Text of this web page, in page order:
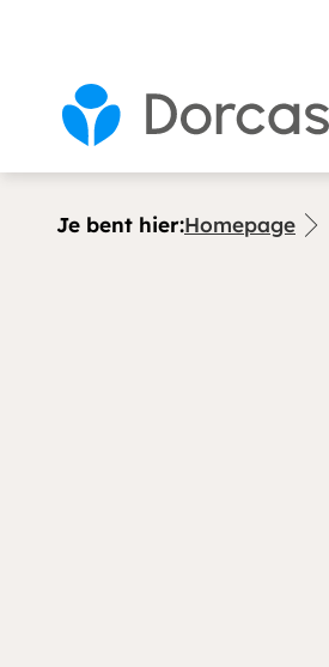
Je bent hier:Homepage